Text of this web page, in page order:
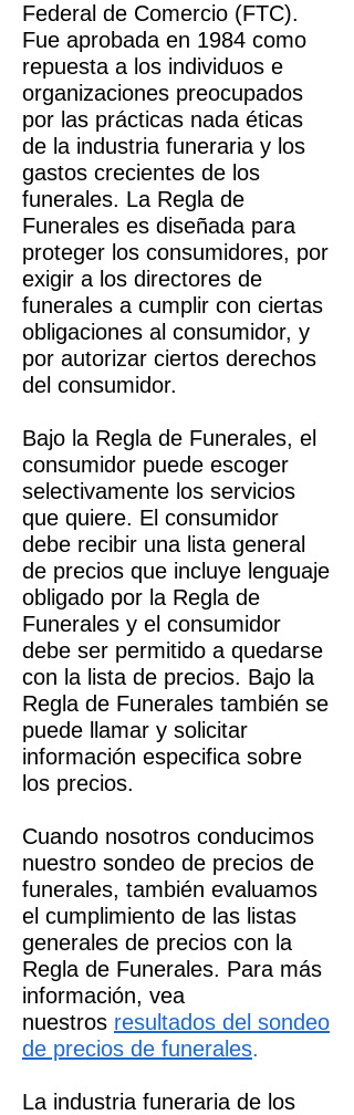
Federal de Comercio (FTC).
Fue aprobada en 1984 como
repuesta a los individuos e
organizaciones preocupados
por las prácticas nada éticas
de la industria funeraria y los
gastos crecientes de los
funerales. La Regla de
Funerales es diseñada para
proteger los consumidores, por
exigir a los directores de
funerales a cumplir con ciertas
obligaciones al consumidor, y
por autorizar ciertos derechos
del consumidor.
Bajo la Regla de Funerales, el
consumidor puede escoger
selectivamente los servicios
que quiere. El consumidor
debe recibir una lista general
de precios que incluye lenguaje
obligado por la Regla de
Funerales y el consumidor
debe ser permitido a quedarse
con la lista de precios. Bajo la
Regla de Funerales también se
puede llamar y solicitar
información especifica sobre
los precios.
Cuando nosotros conducimos
nuestro sondeo de precios de
funerales, también evaluamos
el cumplimiento de las listas
generales de precios con la
Regla de Funerales. Para más
información, vea
nuestros resultados del sondeo
de precios de funerales.
La industria funeraria de los